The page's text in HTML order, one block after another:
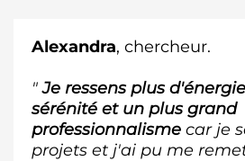
Alexandra, chercheur.
"Je ressens plus
sérénité et un plus grand
professionnalisme car je
projets et j'ai pu me